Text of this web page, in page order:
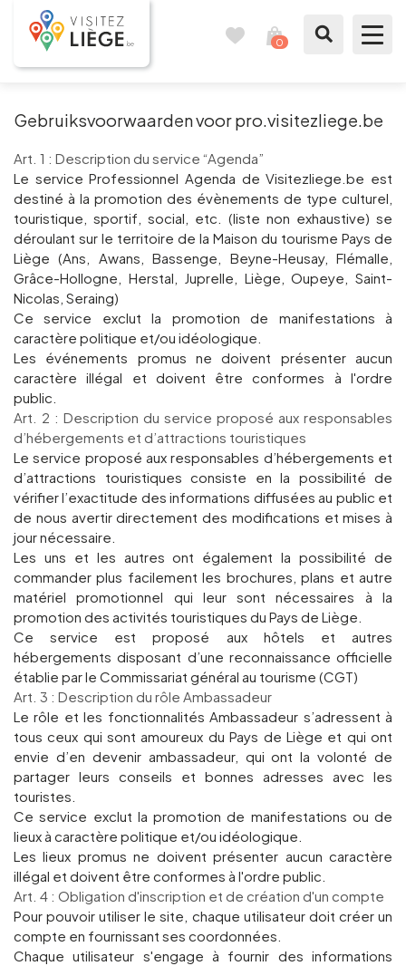
0
Inspiraties
Bereid mijn verblijf voor
Onze suggesties
Pays de Liège
Agenda
Volg ons
Pers
Groepen en touroperators
FR EN NL DE
Gebruiksvoorwaarden voor pro.visitezliege.be
Art. 1 : Description du service “Agenda”
Le service Professionnel Agenda de Visitezliege.be est
destiné à la promotion des évènements de type culturel,
touristique, sportif, social, etc. (liste non exhaustive) se
déroulant sur le territoire de la Maison du tourisme Pays de
Liège (Ans, Awans, Bassenge, Beyne-Heusay, Flémalle,
Grâce-Hollogne, Herstal, Juprelle, Liège, Oupeye, Saint-
Nicolas, Seraing)
Ce service exclut la promotion de manifestations à
caractère politique et/ou idéologique.
Les événements promus ne doivent présenter aucun
caractère illégal et doivent être conformes à l'ordre
public.
Art. 2 : Description du service proposé aux responsables
d’hébergements et d’attractions touristiques
Le service proposé aux responsables d’hébergements et
d’attractions touristiques consiste en la possibilité de
vérifier l’exactitude des informations diffusées au public et
de nous avertir directement des modifications et mises à
jour nécessaire.
Les uns et les autres ont également la possibilité de
commander plus facilement les brochures, plans et autre
matériel promotionnel qui leur sont nécessaires à la
promotion des activités touristiques du Pays de Liège.
Ce service est proposé aux hôtels et autres
hébergements disposant d’une reconnaissance officielle
établie par le Commissariat général au tourisme (CGT)
Art. 3 : Description du rôle Ambassadeur
Le rôle et les fonctionnalités Ambassadeur s’adressent à
tous ceux qui sont amoureux du Pays de Liège et qui ont
envie d’en devenir ambassadeur, qui ont la volonté de
partager leurs conseils et bonnes adresses avec les
touristes.
Ce service exclut la promotion de manifestations ou de
lieux à caractère politique et/ou idéologique.
Les lieux promus ne doivent présenter aucun caractère
illégal et doivent être conformes à l'ordre public.
Art. 4 : Obligation d'inscription et de création d'un compte
Pour pouvoir utiliser le site, chaque utilisateur doit créer un
compte en fournissant ses coordonnées.
Chaque utilisateur s'engage à fournir des informations